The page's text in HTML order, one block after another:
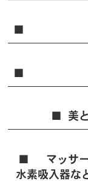
美
マッサー
水素吸入器な